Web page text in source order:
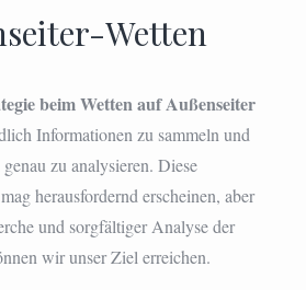
Wetten
beim Wetten auf Außenseiter
Informationen zu sammeln und
zu analysieren. Diese
herausfordernd erscheinen, aber
und sorgfältiger Analyse der
wir unser Ziel erreichen.